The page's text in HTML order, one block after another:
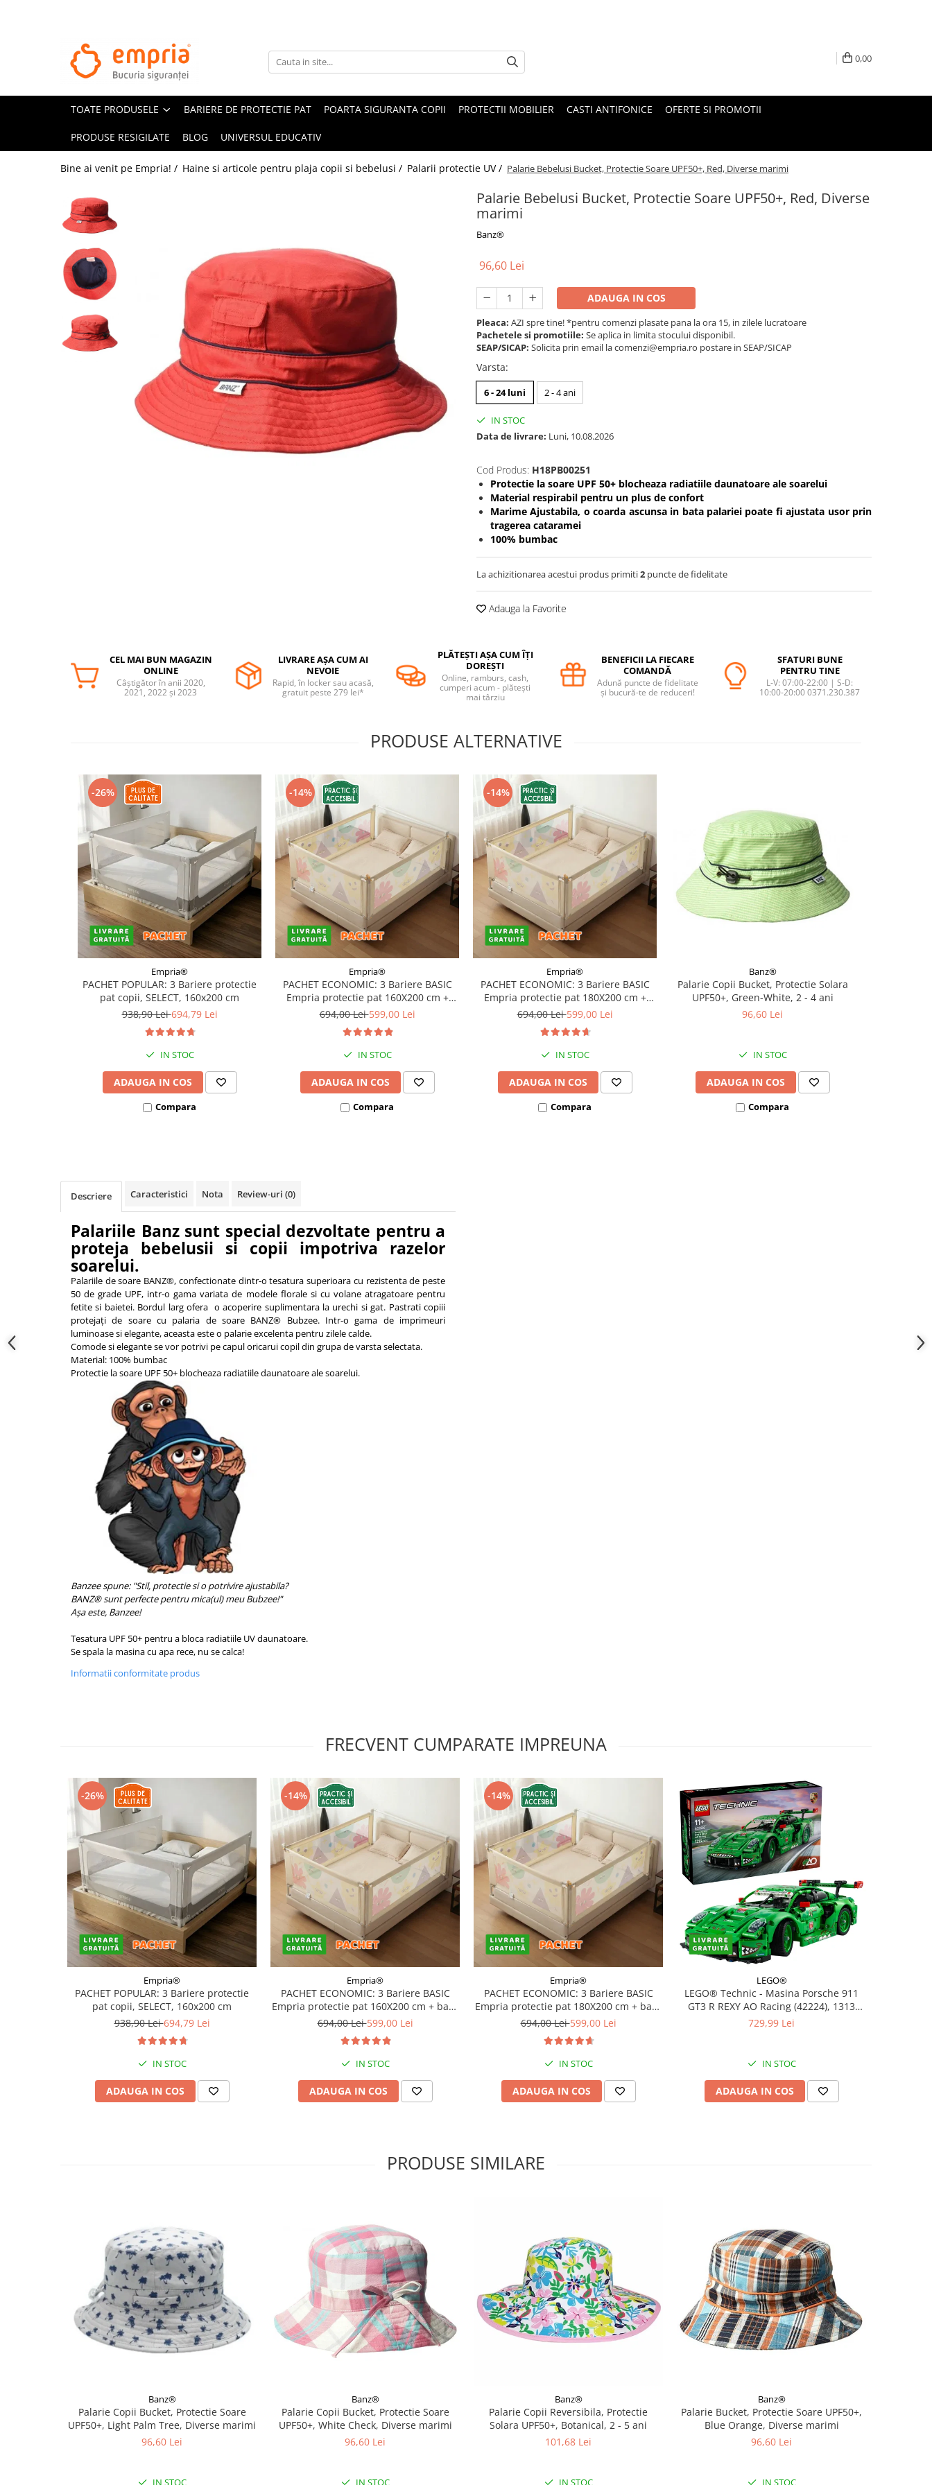
TOATE PRODUSELE
Oferte Protectii Laterale Pat
Bariere protectie pentru pat
Aparatori laterale patut bebe
Protectie colturi mobila copii
Sigurante pentru sertare si usi
Sigurante geamuri si usi glisante
Kituri de siguranta pentru copii si
Protectii casa
Protectii utile
Poarta siguranta copii
Deflectoare pentru aer conditionat
Casti antifonice pentru copii si
Carucioare si scaune auto
Tarcuri copii / bebelusi
Perne si saltele bebelusi
Diversificare bebelusi
Jucarii copii si jocuri educative
Jucarii dentitie
Jocuri educative
Jucarii bebelusi
Covorase ortopedice senzoriale
Rechizite scolare
Propuneri Cadou
Produse Sub 50 Lei
0,00
TOATE PRODUSELE BARIERE DE PROTECTIE PAT POARTA SIGURANTA COPII PROTECTII MOBILIER CASTI ANTIFONICE OFERTE SI PROMOTII
PRODUSE RESIGILATE BLOG UNIVERSUL EDUCATIV
Bine ai venit pe Empria! / Haine si articole pentru plaja copii si bebelusi / Palarii protectie UV / Palarie Bebelusi Bucket, Protectie Soare UPF50+, Red, Diverse marimi
Palarie Bebelusi Bucket, Protectie Soare UPF50+, Red, Diverse
marimi
Banz®
96,60 Lei
ADAUGA IN COS
Pleaca: AZI spre tine! *pentru comenzi plasate pana la ora 15, in zilele lucratoare
Pachetele si promotiile: Se aplica in limita stocului disponibil.
SEAP/SICAP: Solicita prin email la comenzi@empria.ro postare in SEAP/SICAP
Varsta:
6 - 24 luni 2 - 4 ani
IN STOC
Data de livrare: Luni, 10.08.2026
Cod Produs: H18PB00251
Protectie la soare UPF 50+ blocheaza radiatiile daunatoare ale soarelui
Material respirabil pentru un plus de confort
Marime Ajustabila, o coarda ascunsa in bata palariei poate fi ajustata usor prin
tragerea cataramei
100% bumbac
La achizitionarea acestui produs primiti2 puncte de fidelitate
Adauga la Favorite
CEL MAI BUN MAGAZIN
ONLINE
Câștigător în anii 2020,
2021, 2022 și 2023
LIVRARE AȘA CUM AI
NEVOIE
Rapid, în locker sau acasă,
gratuit peste 279 lei*
PLĂTEȘTI AȘA CUM ÎȚI
DOREȘTI
Online, ramburs, cash,
cumperi acum - plătești
mai târziu
BENEFICII LA FIECARE
COMANDĂ
Adună puncte de fidelitate
și bucură-te de reduceri!
SFATURI BUNE
PENTRU TINE
L-V: 07:00-22:00 | S-D:
10:00-20:00 0371.230.387
PRODUSE ALTERNATIVE
-26%
Empria®
PACHET POPULAR: 3 Bariere protectie
pat copii, SELECT, 160x200 cm
938,90 Lei694,79 Lei
IN STOC
ADAUGA IN COS
Compara
-14%
Empria®
PACHET ECONOMIC: 3 Bariere BASIC
Empria protectie pat 160X200 cm +
bara stabilizatoare
694,00 Lei599,00 Lei
IN STOC
ADAUGA IN COS
Compara
-14%
Empria®
PACHET ECONOMIC: 3 Bariere BASIC
Empria protectie pat 180X200 cm +
bara stabilizatoare
694,00 Lei599,00 Lei
IN STOC
ADAUGA IN COS
Compara
Banz®
Palarie Copii Bucket, Protectie Solara
UPF50+, Green-White, 2 - 4 ani
96,60 Lei
IN STOC
ADAUGA IN COS
Compara
Descriere Caracteristici Nota Review-uri (0)
Palariile Banz sunt special dezvoltate pentru a
proteja bebelusii si copii impotriva razelor
soarelui.
Palariile de soare BANZ®, confectionate dintr-o tesatura superioara cu rezistenta de peste
50 de grade UPF, intr-o gama variata de modele florale si cu volane atragatoare pentru
fetite si baietei. Bordul larg ofera o acoperire suplimentara la urechi si gat. Pastrati copiii
protejați de soare cu palaria de soare BANZ® Bubzee. Intr-o gama de imprimeuri
luminoase si elegante, aceasta este o palarie excelenta pentru zilele calde.
Comode si elegante se vor potrivi pe capul oricarui copil din grupa de varsta selectata.
Material: 100% bumbac
Protectie la soare UPF 50+ blocheaza radiatiile daunatoare ale soarelui.
Banzee spune: "Stil, protectie si o potrivire ajustabila?
BANZ® sunt perfecte pentru mica(ul) meu Bubzee!"
Așa este, Banzee!
Tesatura UPF 50+ pentru a bloca radiatiile UV daunatoare.
Se spala la masina cu apa rece, nu se calca!
Informatii conformitate produs
FRECVENT CUMPARATE IMPREUNA
-26%
Empria®
PACHET POPULAR: 3 Bariere protectie
pat copii, SELECT, 160x200 cm
938,90 Lei694,79 Lei
IN STOC
ADAUGA IN COS
-14%
Empria®
PACHET ECONOMIC: 3 Bariere BASIC
Empria protectie pat 160X200 cm + bara
stabilizatoare
694,00 Lei599,00 Lei
IN STOC
ADAUGA IN COS
-14%
Empria®
PACHET ECONOMIC: 3 Bariere BASIC
Empria protectie pat 180X200 cm + bara
stabilizatoare
694,00 Lei599,00 Lei
IN STOC
ADAUGA IN COS
LEGO®
LEGO® Technic - Masina Porsche 911
GT3 R REXY AO Racing (42224), 1313
piese
729,99 Lei
IN STOC
ADAUGA IN COS
PRODUSE SIMILARE
Banz®
Palarie Copii Bucket, Protectie Soare
UPF50+, Light Palm Tree, Diverse marimi
96,60 Lei
IN STOC
Banz®
Palarie Copii Bucket, Protectie Soare
UPF50+, White Check, Diverse marimi
96,60 Lei
IN STOC
Banz®
Palarie Copii Reversibila, Protectie
Solara UPF50+, Botanical, 2 - 5 ani
101,68 Lei
IN STOC
Banz®
Palarie Bucket, Protectie Soare UPF50+,
Blue Orange, Diverse marimi
96,60 Lei
IN STOC